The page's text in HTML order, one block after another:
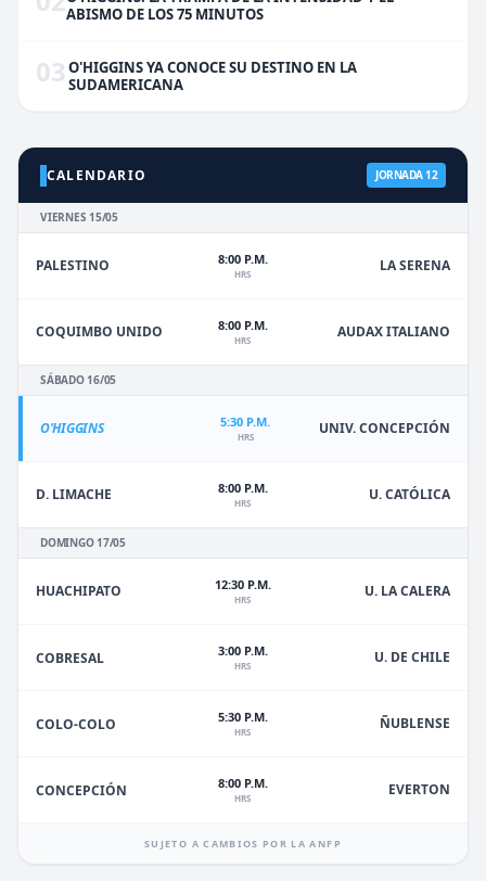
ABISMO DE LOS 75 MINUTOS
03 O'HIGGINS YA CONOCE SU DESTINO EN LA
SUDAMERICANA
CALENDARIO JORNADA 12
VIERNES 15/05
PALESTINO 8:00 P.M.
HRS LA SERENA
COQUIMBO UNIDO 8:00 P.M.
HRS AUDAX ITALIANO
SÁBADO 16/05
O'HIGGINS 5:30 P.M.
HRS UNIV. CONCEPCIÓN
D. LIMACHE 8:00 P.M.
HRS U. CATÓLICA
DOMINGO 17/05
HUACHIPATO 12:30 P.M.
HRS U. LA CALERA
COBRESAL 3:00 P.M.
HRS U. DE CHILE
COLO-COLO 5:30 P.M.
HRS ÑUBLENSE
CONCEPCIÓN 8:00 P.M.
HRS EVERTON
SUJETO A CAMBIOS POR LA ANFP